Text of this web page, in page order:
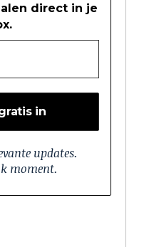
direct in je
updates.
moment.